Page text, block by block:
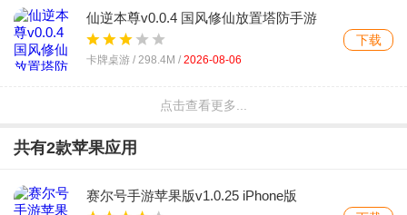
仙逆本尊v0.0.4 国风修仙放置塔防手游
卡牌桌游 / 298.4M / 2026-08-06
下载
Memoria Freese地城邂逅记忆憧憬国服官
卡牌桌游 /
Agito Driver System假面骑士腰带模拟器时
点击查看更多...
共有2款苹果应用
赛尔号手游苹果版v1.0.25 iPhone版